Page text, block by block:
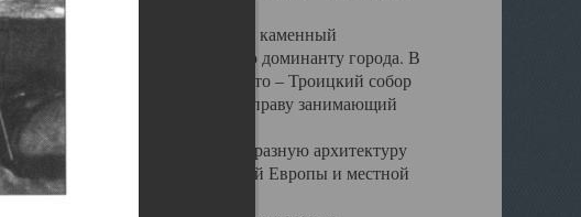
величественный каменный
и градостроительную доминанту города. В
Вплоть до разрушения Свято – Троицкий собор
строений Архангельска, по праву занимающий
картине Архангельска.
в себе яркую и своеобразную архитектуру
течениями России, Западной Европы и местной